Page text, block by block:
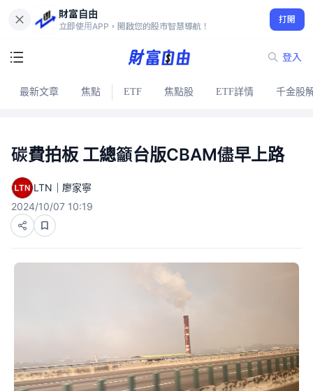
財富自由
立即使用APP，開啟您的股市智慧導航！
打開
登入
最新文章 焦點 ETF 焦點股 ETF詳情 千金股
碳費拍板 工總籲台版CBAM儘早上路
LTN｜廖家寧
2024/10/07 10:19